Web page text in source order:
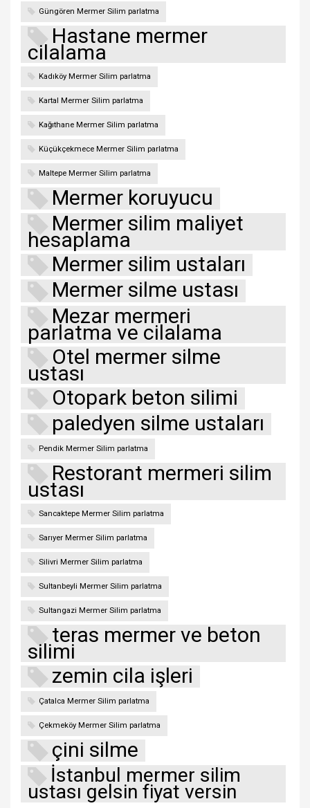
Güngören Mermer Silim parlatma
Hastane mermer
cilalama
Kadıköy Mermer Silim parlatma
Kartal Mermer Silim parlatma
Kağıthane Mermer Silim parlatma
Küçükçekmece Mermer Silim parlatma
Maltepe Mermer Silim parlatma
Mermer koruyucu
Mermer silim maliyet
hesaplama
Mermer silim ustaları
Mermer silme ustası
Mezar mermeri
parlatma ve cilalama
Otel mermer silme
ustası
Otopark beton silimi
paledyen silme ustaları
Pendik Mermer Silim parlatma
Restorant mermeri silim
ustası
Sancaktepe Mermer Silim parlatma
Sarıyer Mermer Silim parlatma
Silivri Mermer Silim parlatma
Sultanbeyli Mermer Silim parlatma
Sultangazi Mermer Silim parlatma
teras mermer ve beton
silimi
zemin cila işleri
Çatalca Mermer Silim parlatma
Çekmeköy Mermer Silim parlatma
çini silme
İstanbul mermer silim
ustası gelsin fiyat versin